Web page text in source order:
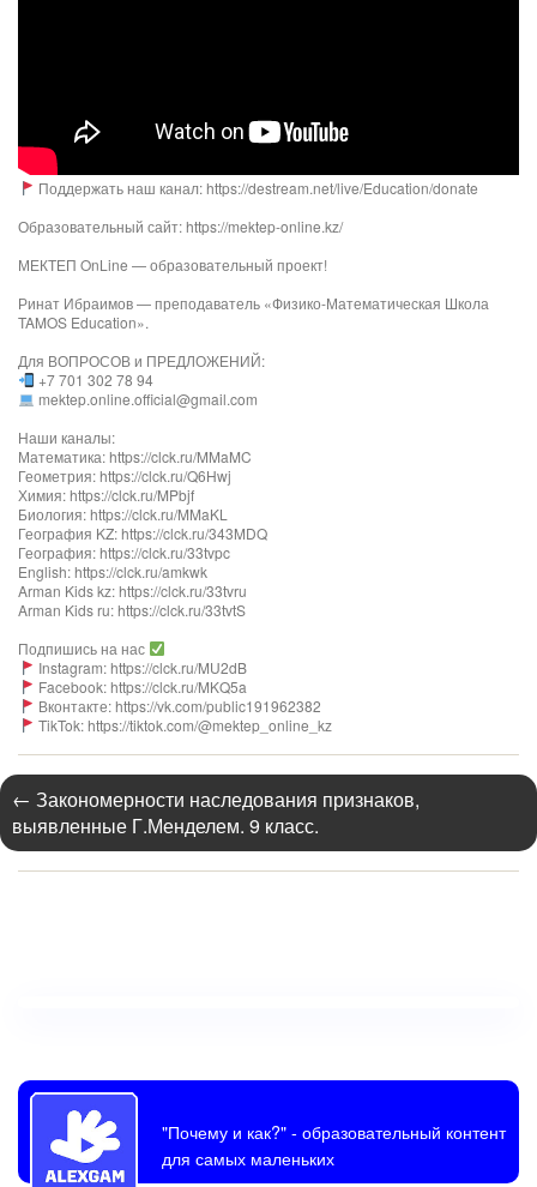
Поддержать наш канал: https://destream.net/live/Education/donate
Образовательный сайт: https://mektep-online.kz/
МЕКТЕП OnLine — образовательный проект!
Ринат Ибраимов — преподаватель «Физико-Математическая Школа
TAMOS Education».
Для ВОПРОСОВ и ПРЕДЛОЖЕНИЙ:
+7 701 302 78 94
mektep.online.official@gmail.com
Наши каналы:
Математика: https://clck.ru/MMaMC
Геометрия: https://clck.ru/Q6Hwj
Химия: https://clck.ru/MPbjf​
Биология: https://clck.ru/MMaKL​​​​​​
География KZ: https://clck.ru/343MDQ
География: https://clck.ru/33tvpc
English: https://clck.ru/amkwk
Arman Kids kz: https://clck.ru/33tvru
Arman Kids ru: https://clck.ru/33tvtS
Подпишись на нас
Instagram: https://clck.ru/MU2dB
Facebook: https://clck.ru/MKQ5a
Вконтакте: https://vk.com/public191962382
TikTok: https://tiktok.com/@mektep_online_kz
← Закономерности наследования признаков,
выявленные Г.Менделем. 9 класс.
"Почему и как?"- образовательный контент
для самых маленьких